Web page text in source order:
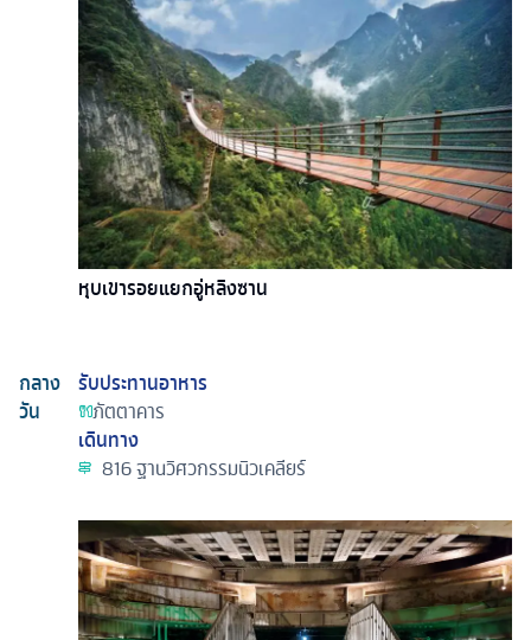
หุบเขารอยแยกอู่หลิงซาน
กลาง
วัน
รับประทานอาหาร
ภัตตาคาร
เดินทาง
816 ฐานวิศวกรรมนิวเคลียร์